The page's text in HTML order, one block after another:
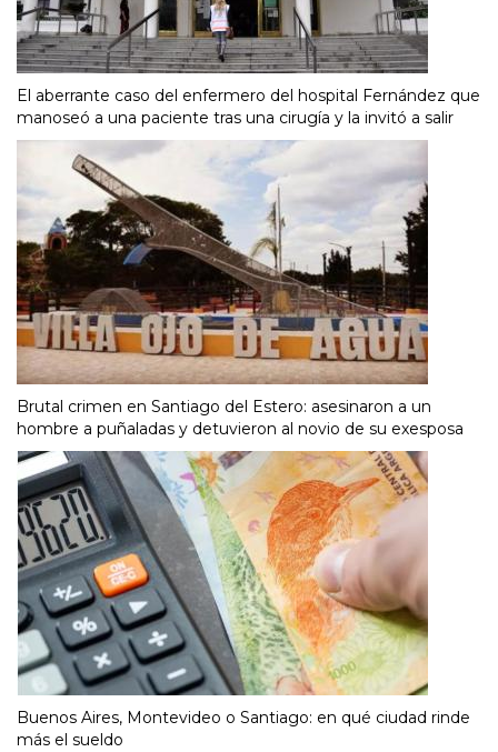
El aberrante caso del enfermero del hospital Fernández que
manoseó a una paciente tras una cirugía y la invitó a salir
Brutal crimen en Santiago del Estero: asesinaron a un
hombre a puñaladas y detuvieron al novio de su exesposa
Buenos Aires, Montevideo o Santiago: en qué ciudad rinde
más el sueldo